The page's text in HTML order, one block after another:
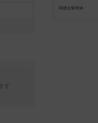
関連企業/団体